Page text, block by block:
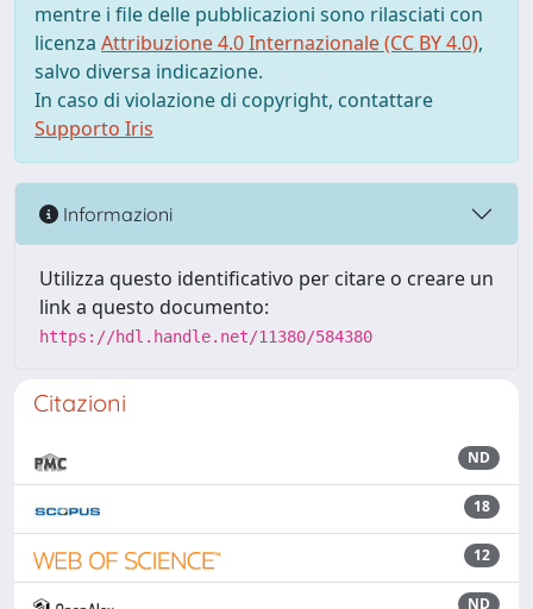
mentre i file delle pubblicazioni sono rilasciati con
licenza Attribuzione 4.0 Internazionale (CC BY 4.0),
salvo diversa indicazione.
In caso di violazione di copyright, contattare
Supporto Iris
Informazioni
Utilizza questo identificativo per citare o creare un
link a questo documento:
https://hdl.handle.net/11380/584380
Citazioni
ND
18
12
ND